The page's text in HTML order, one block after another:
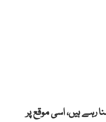
رہے ہیں، اسی موقع پر